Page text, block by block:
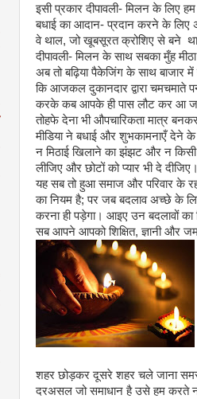
इसी प्रकार दीपावली- मिलन के लिए
बधाई का आदान- प्रदान करने के लिए
वे थाल, जो खूबसूरत क्रोशिए से बने
दीपावली- मिलन के साथ सबका मुँह
अब तो बढ़िया पैकेजिंग के साथ बाजार
कि आजकल दुकानदार द्वारा चमचमाते
करके कब आपके ही पास लौट कर आ
तोहफे देना भी औपचारिकता मात्र
मीडिया ने बधाई और शुभकामनाएँ देने के
न मिठाई खिलाने का झंझट और न किसी
लीजिए और छोटों को प्यार भी दे दीजिए।
यह सब तो हुआ समाज और परिवार के
का नियम है; पर जब बदलाव अच्छे के
करना ही पड़ेगा। आइए उन बदलावों का
सब आपने आपको शिक्षित, ज्ञानी और
शहर छोड़कर दूसरे शहर चले जाना
दरअसल जो समाधान है उसे हम करते